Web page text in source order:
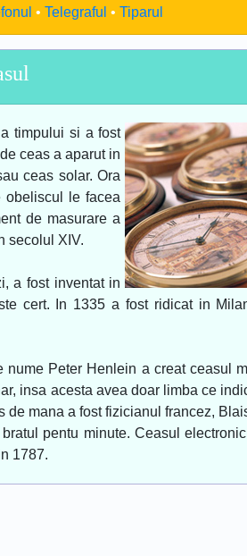
Telegraful Tiparul
timpului si a fost
ceas a aparut in
ceas solar. Ora
obeliscul le facea
de masurare a
secolul XIV.
a fost inventat in
cert. In 1335 a fost ridicat in
Peter Henlein a creat ceasul
insa acesta avea doar limba ce
de mana a fost fizicianul francez,
pentu minute. Ceasul
1787.